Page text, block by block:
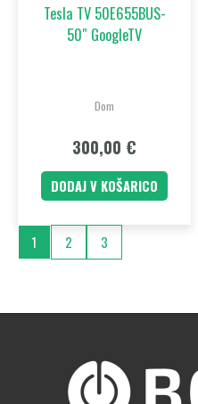
Tesla TV 50E655BUS-
50″ GoogleTV
Dom
300,00 €
DODAJ V KOŠARICO
1 2 3